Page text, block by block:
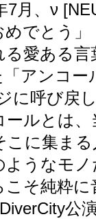
7月、 ν
でとう」
愛ある
アンコー
に呼び戻
ールとは
に集ま
うなモ
そ純粋に
公